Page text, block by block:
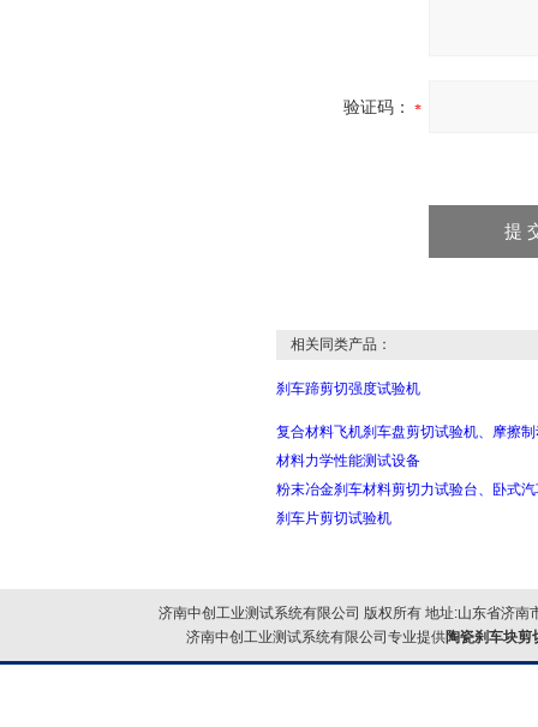
验证码：
相关同类产品：
刹车蹄剪切强度试验机
复合材料飞机刹车盘剪切试验机、摩擦
材料力学性能测试设备
粉末冶金刹车材料剪切力试验台、卧式
刹车片剪切试验机
济南中创工业测试系统有限公司 版权所有 地址:山东省济
济南中创工业测试系统有限公司专业提供陶瓷刹车块